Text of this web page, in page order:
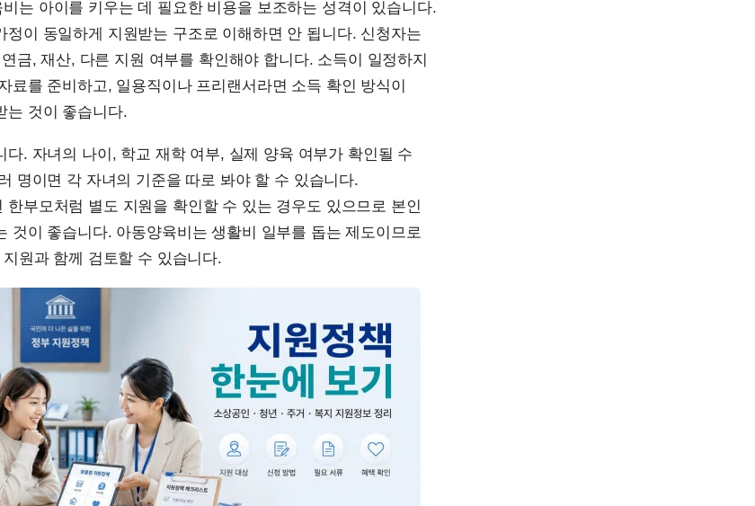
는 아이를 키우는 데 필요한 비용을 보조하는 성격이 있습니다.
정이 동일하게 지원받는 구조로 이해하면 안 됩니다. 신청자는
금, 재산, 다른 지원 여부를 확인해야 합니다. 소득이 일정하지
료를 준비하고, 일용직이나 프리랜서라면 소득 확인 방식이
는 것이 좋습니다.
다. 자녀의 나이, 학교 재학 여부, 실제 양육 여부가 확인될 수
명이면 각 자녀의 기준을 따로 봐야 할 수 있습니다.
한부모처럼 별도 지원을 확인할 수 있는 경우도 있으므로 본인
것이 좋습니다. 아동양육비는 생활비 일부를 돕는 제도이므로
지원과 함께 검토할 수 있습니다.